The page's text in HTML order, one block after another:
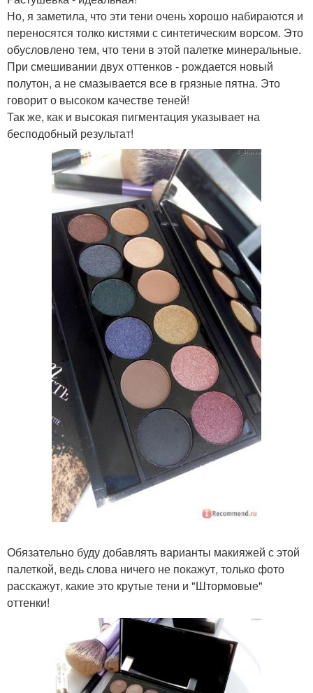
Но, я заметила, что эти тени очень хорошо набираются и
переносятся толко кистями с синтетическим ворсом. Это
обусловлено тем, что тени в этой палетке минеральные.
При смешивании двух оттенков - рождается новый
полутон, а не смазывается все в грязные пятна. Это
говорит о высоком качестве теней!
Так же, как и высокая пигментация указывает на
бесподобный результат!
Обязательно буду добавлять варианты макияжей с этой
палеткой, ведь слова ничего не покажут, только фото
расскажут, какие это крутые тени и "Штормовые"
оттенки!